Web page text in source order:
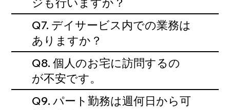
Q7. デイサービス内での業務は
ありますか？
Q8. 個人のお宅に訪問するの
が不安です。
Q9. パート勤務は週何日から可